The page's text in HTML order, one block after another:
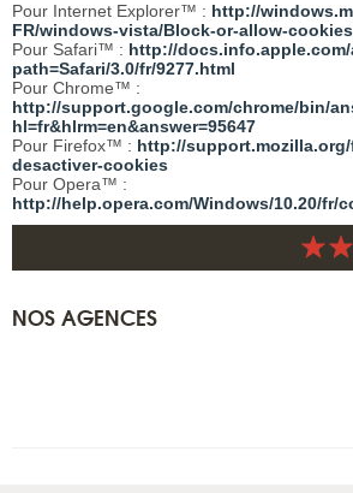
Pour Internet Explorer™ : http://
FR/windows-vista/Block-or-allow-cookies
Pour Safari™ : http://
path=Safari/3.0/fr/9277.html
Pour Chrome™ :
http://support.google.com/chrome/bin/
hl=fr&hlrm=en&answer=95647
Pour Firefox™ : http://
desactiver-cookies
Pour Opera™ :
http://help.opera.com/Windows/10.20/fr/
NOS AGENCES